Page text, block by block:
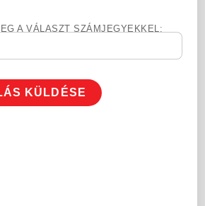
A VÁLASZT SZÁMJEGYEKKEL: